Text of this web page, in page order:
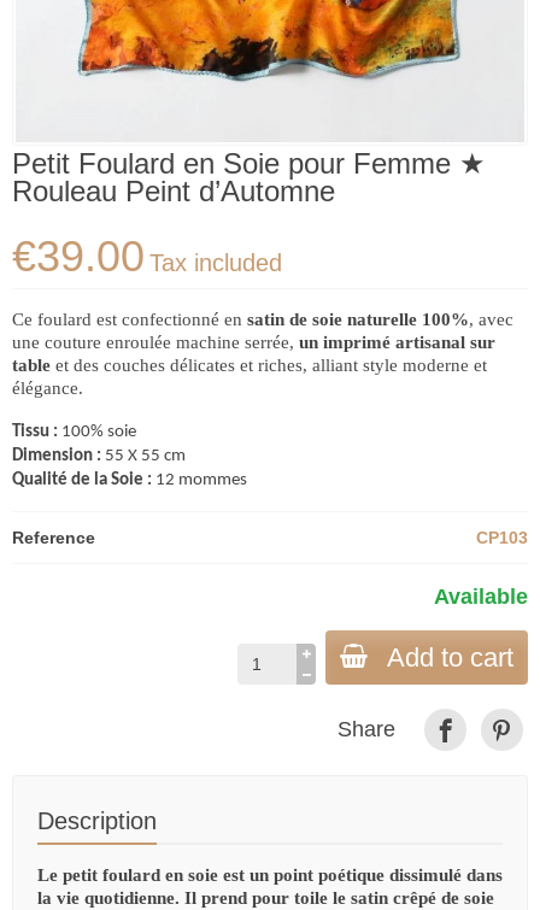
Petit Foulard en Soie pour Femme ★
Rouleau Peint d’Automne
€39.00 Tax included
Ce foulard est confectionné en satin de soie naturelle 100%, avec
une couture enroulée machine serrée, un imprimé artisanal sur
table et des couches délicates et riches, alliant style moderne et
élégance.
Tissu : 100% soie
Dimension : 55 X 55 cm
Qualité de la Soie : 12 mommes
Reference CP103
Available
Add to cart
Share
Description
Le petit foulard en soie est un point poétique dissimulé dans
la vie quotidienne. Il prend pour toile le satin crêpé de soie